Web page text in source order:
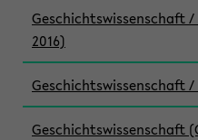
Geschichtswissenschaft /
2016)
Geschichtswissenschaft
Geschichtswissenschaft